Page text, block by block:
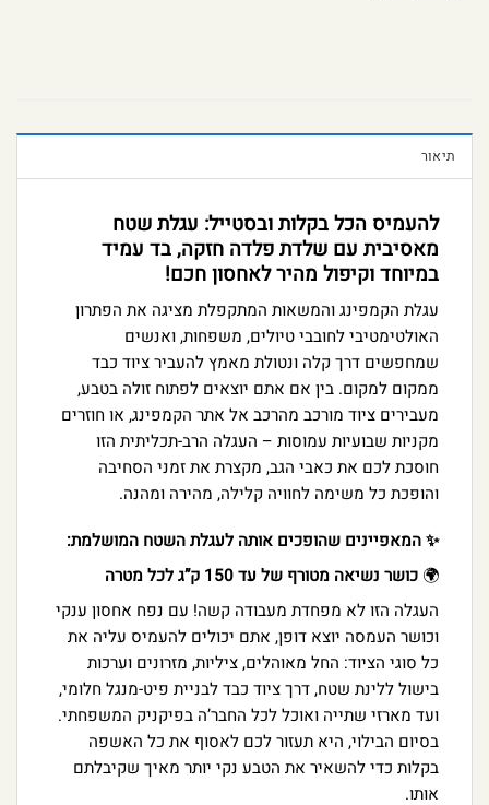
תיאור
להעמיס הכל בקלות ובסטייל: עגלת שטח
מאסיבית עם שלדת פלדה חזקה, בד עמיד
במיוחד וקיפול מהיר לאחסון חכם!
עגלת הקמפינג והמשאות המתקפלת מציגה את הפתרון
האולטימטיבי לחובבי טיולים, משפחות, ואנשים
שמחפשים דרך קלה ונטולת מאמץ להעביר ציוד כבד
ממקום למקום. בין אם אתם יוצאים לפתוח זולה בטבע,
מעבירים ציוד מורכב מהרכב אל אתר הקמפינג, או חוזרים
מקניות שבועיות עמוסות – העגלה הרב-תכליתית הזו
חוסכת לכם את כאבי הגב, מקצרת את זמני הסחיבה
והופכת כל משימה לחוויה קלילה, מהירה ומהנה.
✨ המאפיינים שהופכים אותה לעגלת השטח המושלמת:
🌍 כושר נשיאה מטורף של עד 150 ק”ג לכל מטרה
העגלה הזו לא מפחדת מעבודה קשה! עם נפח אחסון ענקי
וכושר העמסה יוצא דופן, אתם יכולים להעמיס עליה את
כל סוגי הציוד: החל מאוהלים, ציליות, מזרונים וערכות
בישול ללינת שטח, דרך ציוד כבד לבניית פיט-מנגל חלומי,
ועד מארזי שתייה ואוכל לכל החבר’ה בפיקניק המשפחתי.
בסיום הבילוי, היא תעזור לכם לאסוף את כל האשפה
בקלות כדי להשאיר את הטבע נקי יותר מאיך שקיבלתם
אותו.